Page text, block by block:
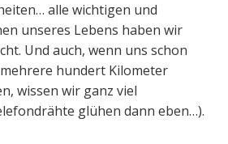
alle wichtigen und
unseres Lebens haben wir
Und auch, wenn uns schon
hundert Kilometer
wissen wir ganz viel
glühen dann eben…).